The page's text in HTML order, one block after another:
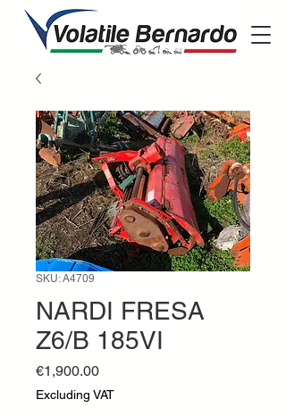
SKU: A4709
NARDI FRESA
Z6/B 185VI
€1,900.00Price
Excluding VAT